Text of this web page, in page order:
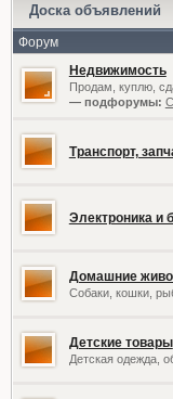
Доска объявлений
Форум
Недвижимость
Продам, куплю,
— подфорумы:
Транспорт,
Электроника и
Домашние
Собаки, кошки,
Детские товары
Детская одежда,